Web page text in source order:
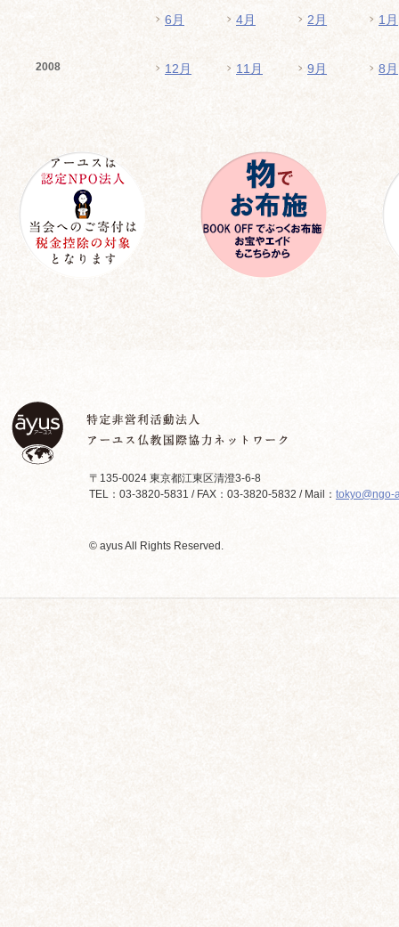
6月 4月 2月 1月
2008 12月 11月 9月 8月
〒135-0024 東京都江東区清澄3-6-8
TEL：03-3820-5831 / FAX：03-3820-5832 / Mail： tokyo@ngo-
© ayus All Rights Reserved.